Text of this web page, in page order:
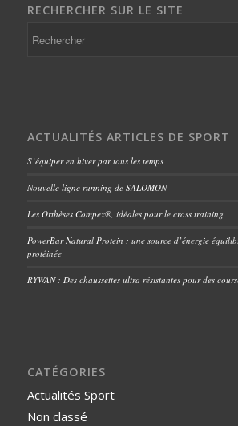
RECHERCHER SUR LE SITE
ACTUALITÉS ARTICLES DE SPORT
S’équiper en hiver par tous les temps
Nouvelle ligne running de SALOMON
Les Orthèses Compex®, idéales pour le cross training
PowerBar Natural Protein : une source d’énergie
protéinée
RYWAN : Des chaussettes ultra résistantes pour des
CATÉGORIES
Actualités Sport
Non classé